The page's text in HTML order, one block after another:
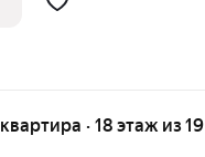
· 18 этаж из 19